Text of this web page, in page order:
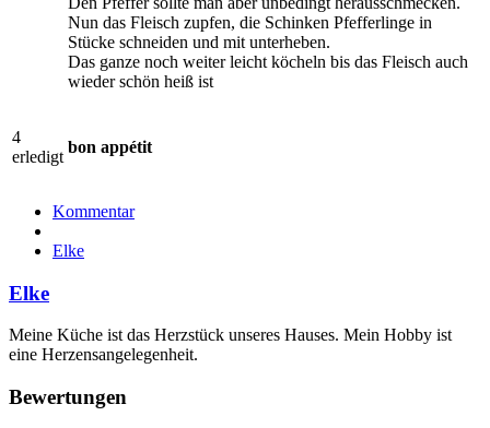
Nun das Fleisch zupfen, die Schinken Pfefferlinge in
Stücke schneiden und mit unterheben.
Das ganze noch weiter leicht köcheln bis das Fleisch auch
wieder schön heiß ist
4
erledigt
bon appétit
Kommentar
Elke
Elke
Meine Küche ist das Herzstück unseres Hauses. Mein Hobby ist
eine Herzensangelegenheit.
Bewertungen